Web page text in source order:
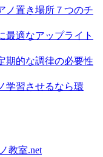
ノ置き場所７つのチ
最適なアップライト
期的な調律の必要性
学習させるなら環
教室.net